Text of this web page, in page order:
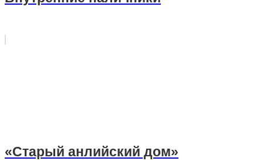
«Старый анлийский дом»